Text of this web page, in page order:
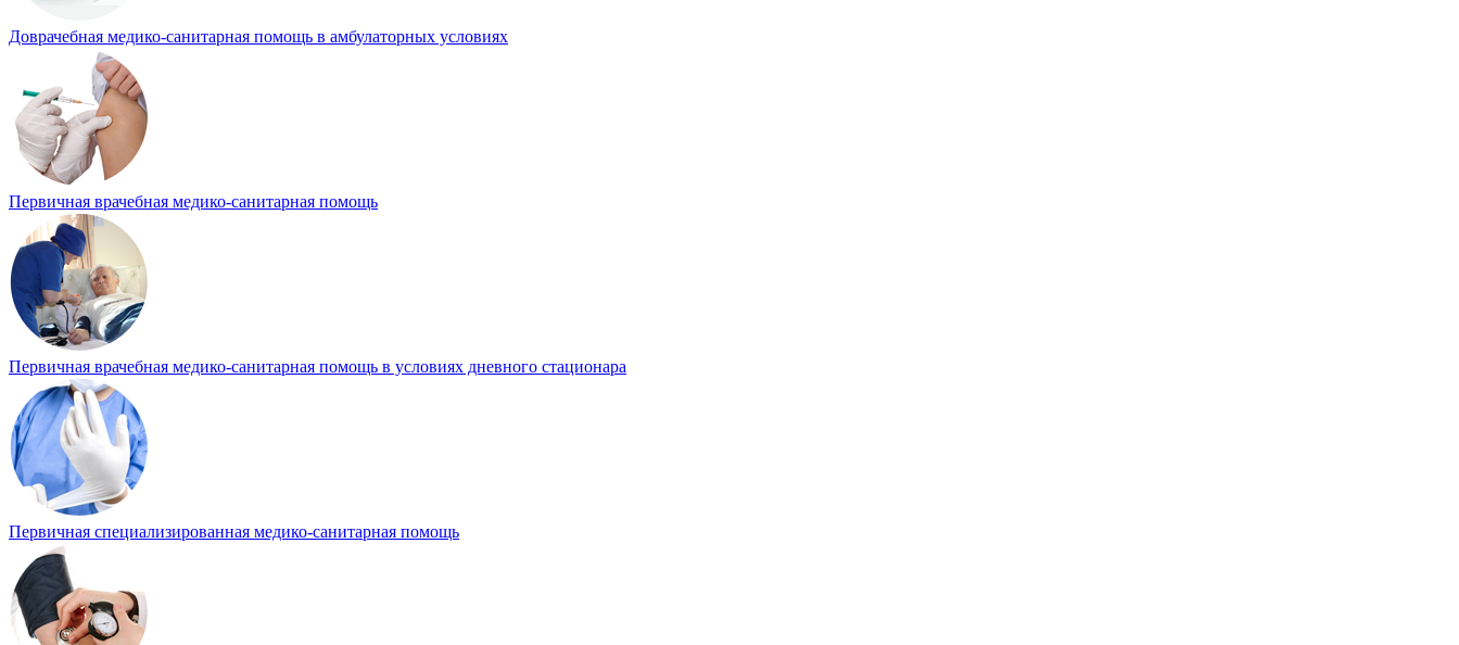
Доврачебная медико-санитарная помощь в амбулаторных условиях
Первичная врачебная медико-санитарная помощь
Первичная врачебная медико-санитарная помощь в условиях дневного стационара
Первичная специализированная медико-санитарная помощь